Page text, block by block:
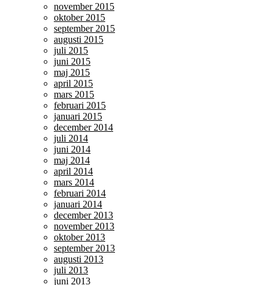
november 2015
oktober 2015
september 2015
augusti 2015
juli 2015
juni 2015
maj 2015
april 2015
mars 2015
februari 2015
januari 2015
december 2014
juli 2014
juni 2014
maj 2014
april 2014
mars 2014
februari 2014
januari 2014
december 2013
november 2013
oktober 2013
september 2013
augusti 2013
juli 2013
juni 2013